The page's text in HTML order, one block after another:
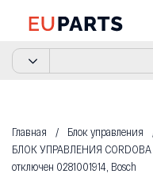
Главная
Блок управления
БЛОК УПРАВЛЕНИЯ CORDOBA
отключен 0281001914, Bosch